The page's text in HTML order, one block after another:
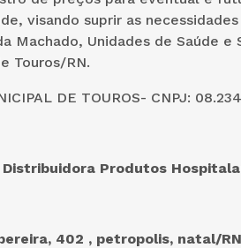
visando suprir as
Machado, Unidades de Saúde e
Touros/RN.
DE TOUROS- CNPJ:
Distribuidora Produtos
402 , petropolis, natal/